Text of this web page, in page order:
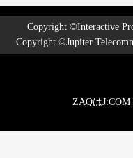
Copyright ©Interactive
Copyright ©Jupiter
ZAQは